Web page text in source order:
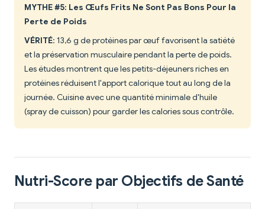
MYTHE #5: Les Œufs Frits Ne Sont Pas Bons Pour la
Perte de Poids
VÉRITÉ: 13,6 g de protéines par œuf favorisent la satiété
et la préservation musculaire pendant la perte de poids.
Les études montrent que les petits-déjeuners riches en
protéines réduisent l'apport calorique tout au long de la
journée. Cuisine avec une quantité minimale d'huile
(spray de cuisson) pour garder les calories sous contrôle.
Nutri-Score par Objectifs de Santé